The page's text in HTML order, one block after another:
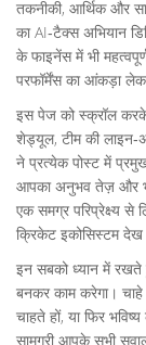
तकनीकी, आर्थिक और
का AI‑टैक्स अभियान
के फाइनेंस में भी
परफॉर्मेंस का आंकड़ा
इस पेज को स्क्रॉल करके
शेड्यूल, टीम की
ने प्रत्येक पोस्ट में
आपका अनुभव तेज़ और
एक समग्र परिप्रेक्ष्य
क्रिकेट इकोसिस्टम
इन सबको ध्यान में रखते
बनकर काम करेगा।
चाहते हों, या फिर
सामग्री आपके सभी